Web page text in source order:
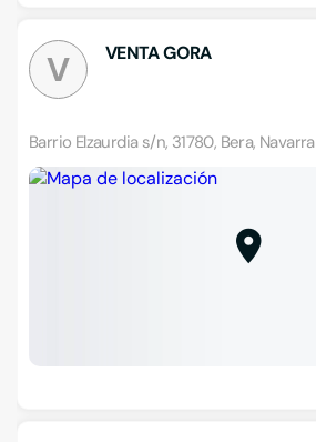
V VENTA GORA
Barrio Elzaurdia s/n, 31780, Bera, Navarra